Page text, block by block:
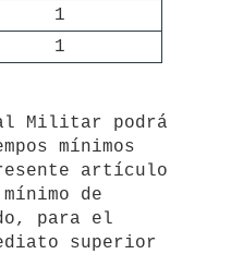
1
1
mínimos
artículo
de
para el
superior